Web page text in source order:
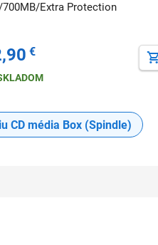
700MB/Extra Protection
€
CD média Box (Spindle)